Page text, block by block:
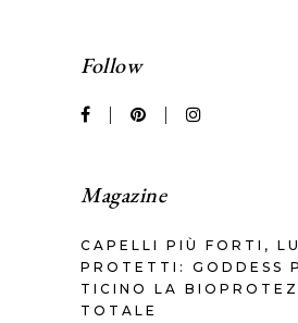
Follow
Magazine
CAPELLI PIÙ FORTI,
PROTETTI: GODDESS
TICINO LA
TOTALE